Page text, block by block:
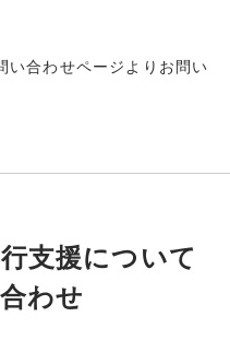
い合わせページよりお問い
支援について
わせ